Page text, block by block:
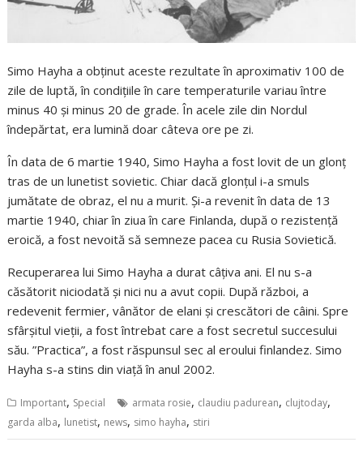
Simo Hayha a obținut aceste rezultate în aproximativ 100 de
zile de luptă, în condițiile în care temperaturile variau între
minus 40 și minus 20 de grade. În acele zile din Nordul
îndepărtat, era lumină doar câteva ore pe zi.
În data de 6 martie 1940, Simo Hayha a fost lovit de un glonț
tras de un lunetist sovietic. Chiar dacă glonțul i-a smuls
jumătate de obraz, el nu a murit. Și-a revenit în data de 13
martie 1940, chiar în ziua în care Finlanda, după o rezistență
eroică, a fost nevoită să semneze pacea cu Rusia Sovietică.
Recuperarea lui Simo Hayha a durat câțiva ani. El nu s-a
căsătorit niciodată și nici nu a avut copii. După război, a
redevenit fermier, vânător de elani și crescători de câini. Spre
sfârșitul vieții, a fost întrebat care a fost secretul succesului
său. ”Practica”, a fost răspunsul sec al eroului finlandez. Simo
Hayha s-a stins din viață în anul 2002.
Important, Special armata rosie, claudiu padurean, clujtoday,
garda alba, lunetist, news, simo hayha, stiri